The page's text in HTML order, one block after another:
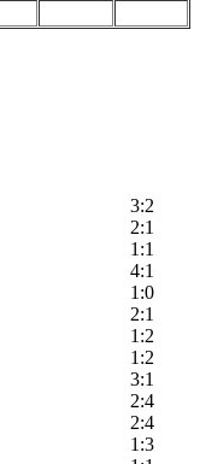
3:2
2:1
1:1
4:1
1:0
2:1
1:2
1:2
3:1
2:4
2:4
1:3